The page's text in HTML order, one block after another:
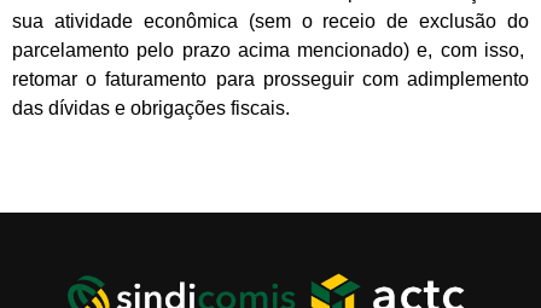
sua atividade econômica (sem o receio de exclusão do
parcelamento pelo prazo acima mencionado) e, com isso,
retomar o faturamento para prosseguir com adimplemento
das dívidas e obrigações fiscais.